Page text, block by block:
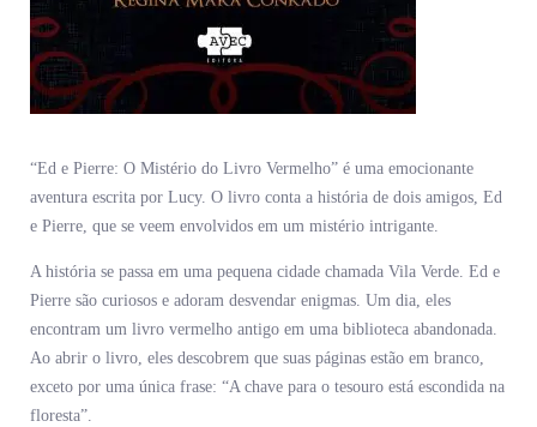
“Ed e Pierre: O Mistério do Livro Vermelho” é uma emocionante
aventura escrita por Lucy. O livro conta a história de dois amigos, Ed
e Pierre, que se veem envolvidos em um mistério intrigante.
A história se passa em uma pequena cidade chamada Vila Verde. Ed e
Pierre são curiosos e adoram desvendar enigmas. Um dia, eles
encontram um livro vermelho antigo em uma biblioteca abandonada.
Ao abrir o livro, eles descobrem que suas páginas estão em branco,
exceto por uma única frase: “A chave para o tesouro está escondida na
floresta”.